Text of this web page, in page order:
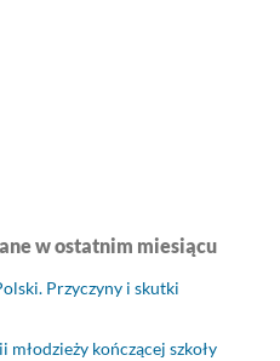
w ostatnim miesiącu
Przyczyny i skutki
kończącej szkoły